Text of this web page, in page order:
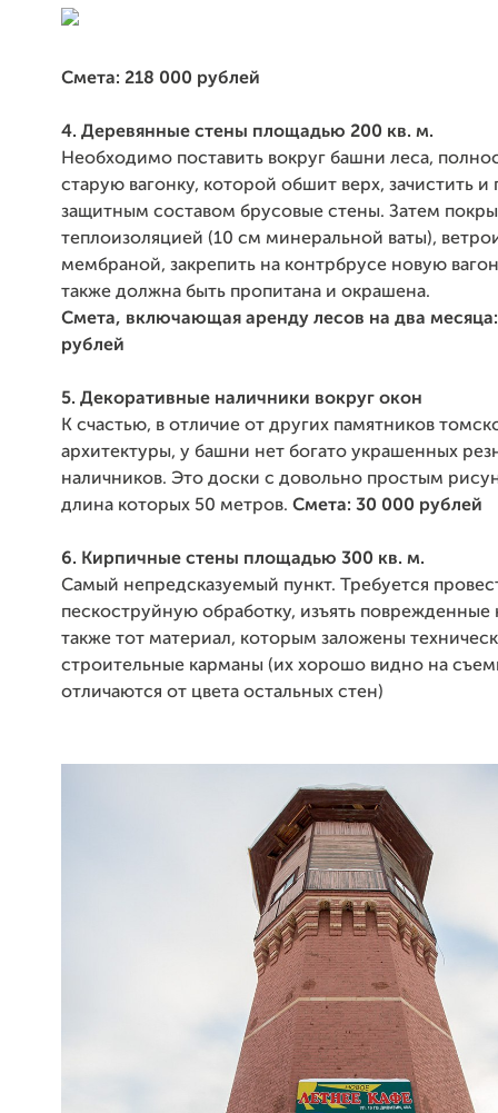
Смета: 218 000 рублей
4. Деревянные стены площадью 200 кв. м.
Необходимо поставить вокруг башни леса,
старую вагонку, которой обшит верх, зачистить и
защитным составом брусовые стены. Затем
теплоизоляцией (10 см минеральной ваты),
мембраной, закрепить на контрбрусе новую
также должна быть пропитана и окрашена.
Смета, включающая аренду лесов на два
рублей
5. Декоративные наличники вокруг окон
К счастью, в отличие от других памятников
архитектуры, у башни нет богато украшенных
наличников. Это доски с довольно простым
длина которых 50 метров. Смета: 30 000 рублей
6. Кирпичные стены площадью 300 кв. м.
Самый непредсказуемый пункт. Требуется
пескоструйную обработку, изъять поврежденные
также тот материал, которым заложены
строительные карманы (их хорошо видно на
отличаются от цвета остальных стен)